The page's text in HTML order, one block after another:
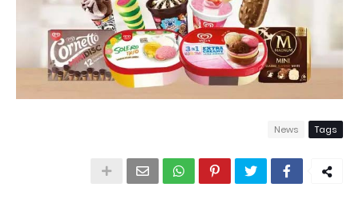
Tags
News